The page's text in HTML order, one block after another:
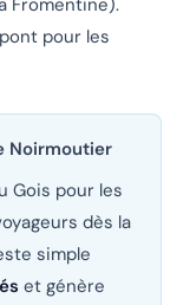
pour les
Noirmoutier
Gois pour les
dès la
simple
et génère